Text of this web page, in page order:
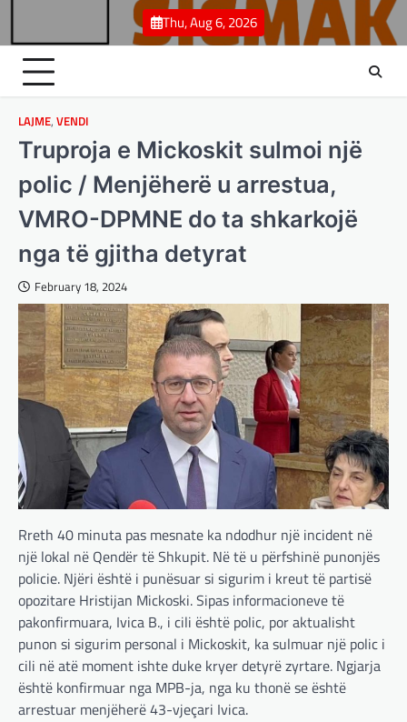
content
Thu, Aug 6, 2026
LAJME, VENDI
Truproja e Mickoskit sulmoi një
polic / Menjëherë u arrestua,
VMRO-DPMNE do ta shkarkojë
nga të gjitha detyrat
February 18, 2024
Rreth 40 minuta pas mesnate ka ndodhur një incident në
një lokal në Qendër të Shkupit. Në të u përfshinë punonjës
policie. Njëri është i punësuar si sigurim i kreut të partisë
opozitare Hristijan Mickoski. Sipas informacioneve të
pakonfirmuara, Ivica B., i cili është polic, por aktualisht
punon si sigurim personal i Mickoskit, ka sulmuar një polic i
cili në atë moment ishte duke kryer detyrë zyrtare. Ngjarja
është konfirmuar nga MPB-ja, nga ku thonë se është
arrestuar menjëherë 43-vjeçari Ivica.